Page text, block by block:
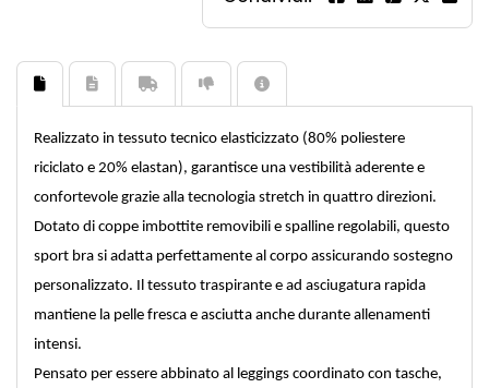
Realizzato in tessuto tecnico elasticizzato (80% poliestere
riciclato e 20% elastan), garantisce una vestibilità aderente e
confortevole grazie alla tecnologia stretch in quattro direzioni.
Dotato di coppe imbottite removibili e spalline regolabili, questo
sport bra si adatta perfettamente al corpo assicurando sostegno
personalizzato. Il tessuto traspirante e ad asciugatura rapida
mantiene la pelle fresca e asciutta anche durante allenamenti
intensi.
Pensato per essere abbinato al leggings coordinato con tasche,